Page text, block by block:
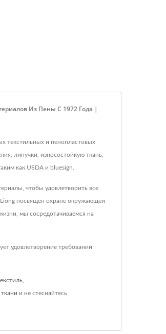
Из Пены С 1972 Года |
текстильных и пенопластовых
липучки, износостойкую ткань,
как USDA и bluesign.
чтобы удовлетворить все
посвящен охране окружающей
мы сосредотачиваемся на
удовлетворение требований
и не стесняйтесь